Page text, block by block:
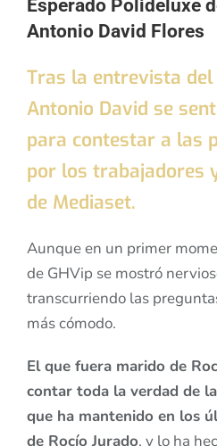
Esperado Polideluxe
Antonio David Flores
Tras la entrevista del
Antonio David se
para contestar a las
por los trabajadores
de Mediaset.
Aunque en un primer
de GHVip se mostró
transcurriendo las
más cómodo.
El que fuera marido de
contar toda la verdad de
que ha mantenido en los
de Rocío Jurado, y lo ha